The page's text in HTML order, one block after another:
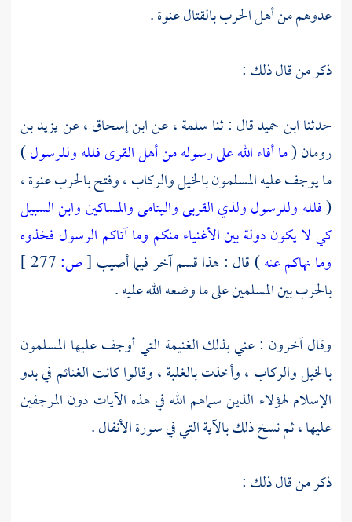
عدوهم من أهل الحرب بالقتال عنوة .
ذكر من قال ذلك :
حدثناابن حميدقال : ثناسلمة، عنابن إسحاق، عنيزيد بن
رومان(ما أفاء الله على رسوله من أهل القرى فلله وللرسول)
ما يوجف عليه المسلمون بالخيل والركاب ، وفتح بالحرب عنوة ،
(فلله وللرسول ولذي القربى واليتامى والمساكين وابن السبيل
كي لا يكون دولة بين الأغنياء منكم وما آتاكم الرسول فخذوه
وما نهاكم عنه) قال : هذا قسم آخر فيما أصيب [ص:
بالحرب بين المسلمين على ما وضعه الله عليه .
وقال آخرون : عني بذلك الغنيمة التي أوجف عليها المسلمون
بالخيل والركاب ، وأخذت بالغلبة ، وقالوا كانت الغنائم في بدو
الإسلام لهؤلاء الذين سماهم الله في هذه الآيات دون المرجفين
عليها ، ثم نسخ ذلك بالآية التي في سورة الأنفال .
ذكر من قال ذلك :